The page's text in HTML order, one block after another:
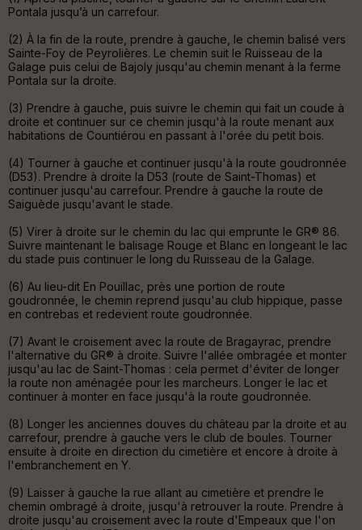
r
é
p
ar
t
ar
ri
v
e
Fil
e
P
OI
C
ur
Ep
ai
ss
Tr
Pontala jusqu’à un carrefour.
(2) À la fin de la route, prendre à gauche, le chemin balisé vers
Sainte-Foy de Peyrolières. Le chemin suit le Ruisseau de la
Galage puis celui de Bajoly jusqu'au chemin menant à la ferme
Pontala sur la droite.
(3) Prendre à gauche, puis suivre le chemin qui fait un coude à
droite et continuer sur ce chemin jusqu'à la route menant aux
habitations de Countiérou en passant à l'orée du petit bois.
(4) Tourner à gauche et continuer jusqu'à la route goudronnée
(D53). Prendre à droite la D53 (route de Saint-Thomas) et
continuer jusqu'au carrefour. Prendre à gauche la route de
Saiguède jusqu'avant le stade.
(5) Virer à droite sur le chemin du lac qui emprunte le GR® 86.
Suivre maintenant le balisage Rouge et Blanc en longeant le lac
du stade puis continuer le long du Ruisseau de la Galage.
(6) Au lieu-dit En Pouillac, près une portion de route
goudronnée, le chemin reprend jusqu'au club hippique, passe
en contrebas et redevient route goudronnée.
(7) Avant le croisement avec la route de Bragayrac, prendre
l'alternative du GR® à droite. Suivre l'allée ombragée et monter
jusqu'au lac de Saint-Thomas : cela permet d'éviter de longer
la route non aménagée pour les marcheurs. Longer le lac et
continuer à monter en face jusqu'à la route goudronnée.
(8) Longer les anciennes douves du château par la droite et au
carrefour, prendre à gauche vers le club de boules. Tourner
ensuite à droite en direction du cimetière et encore à droite à
l'embranchement en Y.
(9) Laisser à gauche la rue allant au cimetière et prendre le
chemin ombragé à droite, jusqu'à retrouver la route. Prendre à
droite jusqu'au croisement avec la route d'Empeaux que l'on